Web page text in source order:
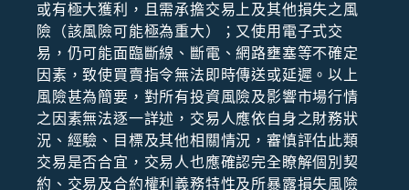
或有極⼤獲利，且需承擔交易上及其他損失之風
險（該風險可能極為重⼤）；⼜使⽤電⼦式交
易，仍可能⾯臨斷線、斷電、網路壅塞等不確定
因素，致使買賣指令無法即時傳送或延遲。以上
風險甚為簡要，對所有投資風險及影響市場⾏情
之因素無法逐⼀詳述，交易⼈應依⾃⾝之財務狀
況、經驗、⽬標及其他相關情況，審慎評估此類
交易是否合宜，交易⼈也應確認完全瞭解個別契
約、交易及合約權利義務特性及所暴露損失風險